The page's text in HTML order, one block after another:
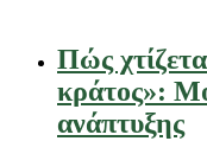
Πώς
κράτος»:
ανάπτυξης